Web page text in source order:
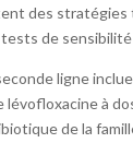
des
de sensibilité
ligne
lévofloxacine à
de la